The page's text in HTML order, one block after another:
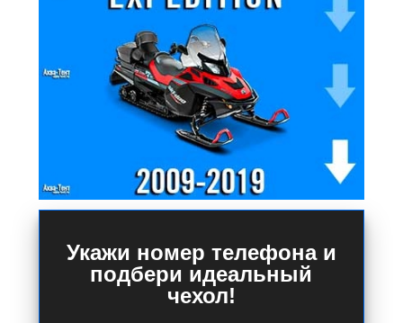
Укажи номер телефона и
подбери идеальный
чехол!